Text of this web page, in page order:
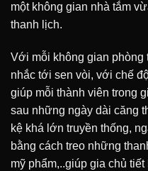
một không gian nhà tắm
thanh lịch.
Với mỗi không gian phòng
nhắc tới sen vòi, với chế
giúp mỗi thành viên trong
sau những ngày dài căng
kệ khá lớn truyền thống,
bằng cách treo những
mỹ phẩm,..giúp gia chủ